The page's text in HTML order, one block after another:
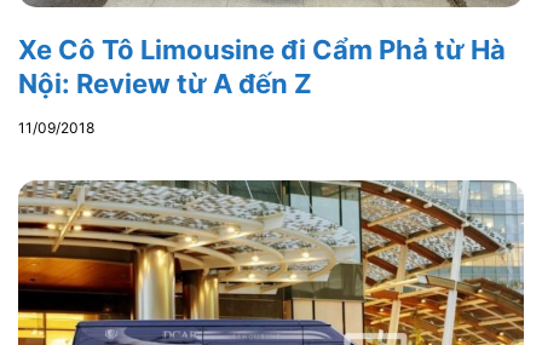
Xe Cô Tô Limousine đi Cẩm Phả từ Hà
Nội: Review từ A đến Z
11/09/2018